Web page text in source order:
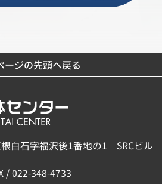
ージの先頭へ戻る
白石字福沢後1番地の1 SRCビル
/ 022-348-4733